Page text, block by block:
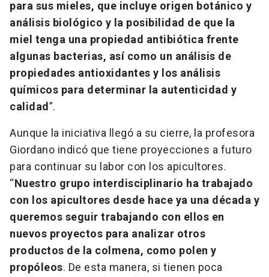
para sus mieles, que incluye origen botánico y
análisis biológico y la posibilidad de que la
miel tenga una propiedad antibiótica frente
algunas bacterias, así como un análisis de
propiedades antioxidantes y los análisis
químicos para determinar la autenticidad y
calidad ”.
Aunque la iniciativa llegó a su cierre, la profesora
Giordano indicó que tiene proyecciones a futuro
para continuar su labor con los apicultores.
“Nuestro grupo interdisciplinario ha trabajado
con los apicultores desde hace ya una década y
queremos seguir trabajando con ellos en
nuevos proyectos para analizar otros
productos de la colmena, como polen y
propóleos. De esta manera, si tienen poca